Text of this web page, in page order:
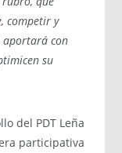
competir y
aportará con
su
del PDT Leña
participativa